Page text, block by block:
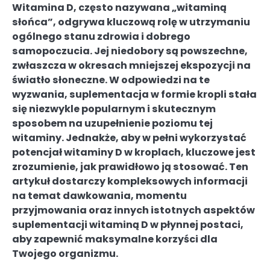
Witamina D, często nazywana „witaminą
słońca”, odgrywa kluczową rolę w utrzymaniu
ogólnego stanu zdrowia i dobrego
samopoczucia. Jej niedobory są powszechne,
zwłaszcza w okresach mniejszej ekspozycji na
światło słoneczne. W odpowiedzi na te
wyzwania, suplementacja w formie kropli stała
się niezwykle popularnym i skutecznym
sposobem na uzupełnienie poziomu tej
witaminy. Jednakże, aby w pełni wykorzystać
potencjał witaminy D w kroplach, kluczowe jest
zrozumienie, jak prawidłowo ją stosować. Ten
artykuł dostarczy kompleksowych informacji
na temat dawkowania, momentu
przyjmowania oraz innych istotnych aspektów
suplementacji witaminą D w płynnej postaci,
aby zapewnić maksymalne korzyści dla
Twojego organizmu.